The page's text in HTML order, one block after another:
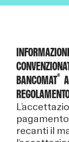
BANCOMAT®
recanti il